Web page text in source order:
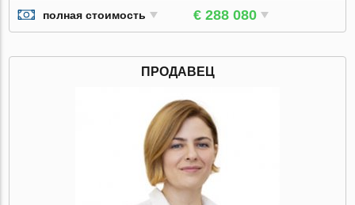
полная стоимость € 288 080
ПРОДАВЕЦ